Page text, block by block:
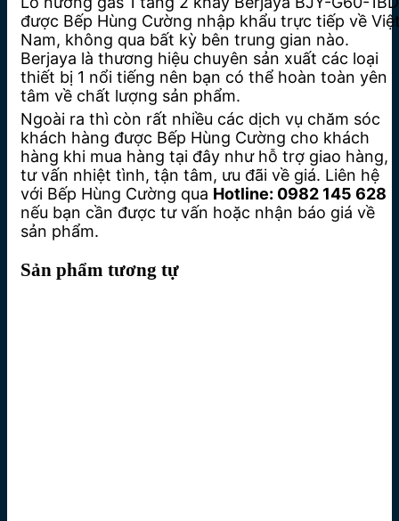
được Bếp Hùng Cường nhập khẩu trực tiếp về
Nam, không qua bất kỳ bên trung gian nào.
Berjaya là thương hiệu chuyên sản xuất các loại
thiết bị 1 nổi tiếng nên bạn có thể hoàn toàn yên
tâm về chất lượng sản phẩm.
Ngoài ra thì còn rất nhiều các dịch vụ chăm sóc
khách hàng được Bếp Hùng Cường cho khách
hàng khi mua hàng tại đây như hỗ trợ giao hàng,
tư vấn nhiệt tình, tận tâm, ưu đãi về giá. Liên hệ
với Bếp Hùng Cường qua Hotline: 0982 145 628
nếu bạn cần được tư vấn hoặc nhận báo giá về
sản phẩm.
Sản phẩm tương tự